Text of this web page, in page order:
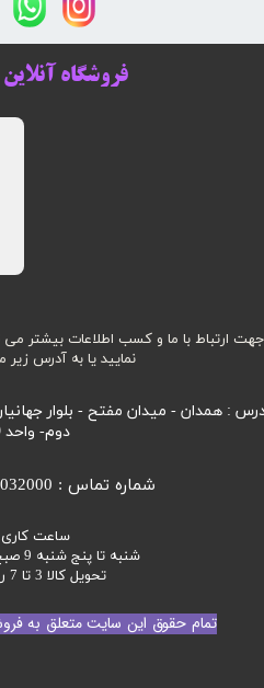
تمام حقوق این سایت متعلق به
جهت ارتباط با ما و کسب اطلاعات بیشتر می
نمایید یا به آدرس زیر
: همدان - میدان مفتح - بلوار
دوم- واحد 9
ساعت
شنبه تا پنج شنبه 9 صبح الی 8 شب
تحویل کالا 3 تا 7 روز کاری
شماره تماس : 09185032000 محرابی
فروشگاه آنلاین